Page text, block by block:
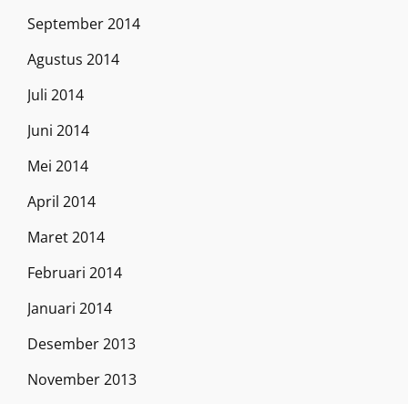
September 2014
Agustus 2014
Juli 2014
Juni 2014
Mei 2014
April 2014
Maret 2014
Februari 2014
Januari 2014
Desember 2013
November 2013